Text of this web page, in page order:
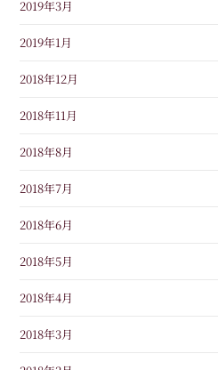
2019年3月
2019年1月
2018年12月
2018年11月
2018年8月
2018年7月
2018年6月
2018年5月
2018年4月
2018年3月